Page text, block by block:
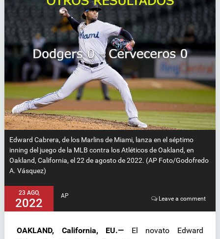
Edward Cabrera, de los Marlins de Miami, lanza en el séptimo
inning del juego de la MLB contra los Atléticos de Oakland, en
Oakland, California, el 22 de agosto de 2022. (AP Foto/Godofredo
A. Vásquez)
23 AGO,
2022
AP Leave a comment
OAKLAND, California, EU.— El novato Edward